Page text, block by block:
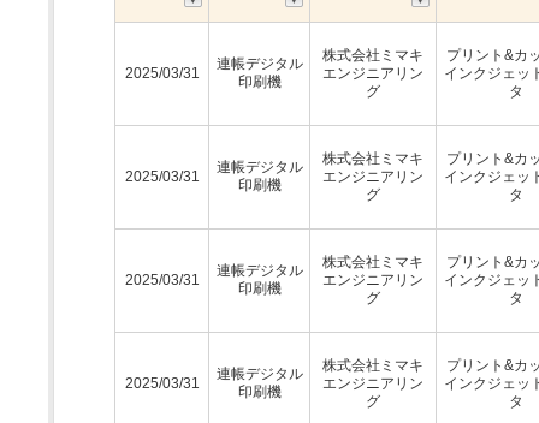
2025/03/31
連帳デジタル
印刷機
株式会社ミマキ
エンジニアリン
グ
プリント&カ
インクジェッ
タ
2025/03/31
連帳デジタル
印刷機
株式会社ミマキ
エンジニアリン
グ
プリント&カ
インクジェッ
タ
2025/03/31
連帳デジタル
印刷機
株式会社ミマキ
エンジニアリン
グ
プリント&カ
インクジェッ
タ
2025/03/31
連帳デジタル
印刷機
株式会社ミマキ
エンジニアリン
グ
プリント&カ
インクジェッ
タ